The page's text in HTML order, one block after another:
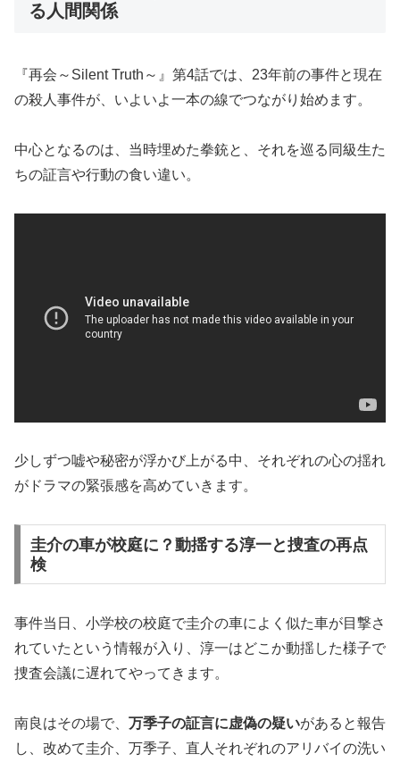
る人間関係
『再会～Silent Truth～』第4話では、23年前の事件と現在
の殺人事件が、いよいよ一本の線でつながり始めます。
中心となるのは、当時埋めた拳銃と、それを巡る同級生た
ちの証言や行動の食い違い。
少しずつ嘘や秘密が浮かび上がる中、それぞれの心の揺れ
がドラマの緊張感を高めていきます。
圭介の車が校庭に？動揺する淳一と捜査の再点
検
事件当日、小学校の校庭で圭介の車によく似た車が目撃さ
れていたという情報が入り、淳一はどこか動揺した様子で
捜査会議に遅れてやってきます。
南良はその場で、 万季子の証言に虚偽の疑いがあると報告
し、改めて圭介、万季子、直人それぞれのアリバイの洗い